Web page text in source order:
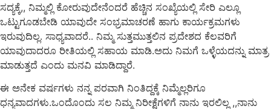
ಸದ್ಯಕ್ಕೆ,, ನಿಮ್ಮಲ್ಲಿ ಕೋರುವುದೇನೆಂದರೆ ಹೆಚ್ಚಿನ ಸಂಖ್ಯೆಯಲ್ಲಿ ಸೇರಿ ಎಲ್ಲೂ
ಒಟ್ಟುಗೂಡಬೇಡಿ ಯಾವುದೇ ಸಂಭ್ರಮಾಚರಣೆ ಹಾಗು ಕಾರ್ಯಕ್ರಮಗಳು
ಇರುವುದಿಲ್ಲ. ಸಾಧ್ಯವಾದರೆ.. ನಿಮ್ಮ ಸುತ್ತಮುತ್ತಲಿನ ಪ್ರದೇಶದ ಕೆಲವರಿಗೆ
ಯಾವುದಾದರೂ ರೀತಿಯಲ್ಲಿ ಸಹಾಯ ಮಾಡಿ.ಅದು ನಿಮಗೆ ಒಳ್ಳೆಯದನ್ನು ಮಾತ್ರ
ಮಾಡುತ್ತದೆ ಎಂದು ಮನವಿ ಮಾಡಿದ್ದಾರೆ.
ಈ ಅನೇಕ ವರ್ಷಗಳು ನನ್ನ ಪರವಾಗಿ ನಿಂತಿದ್ದಕ್ಕೆ ನಿಮ್ಮೆಲ್ಲರಿಗೂ
ಧನ್ಯವಾದಗಳು.ಒಂದೊಂದು ಸಲ ನಿಮ್ಮ ನಿರೀಕ್ಷೆಗಳಿಗೆ ನಾನು ಇರಲಿಲ್ಲ ,,ನಾನು